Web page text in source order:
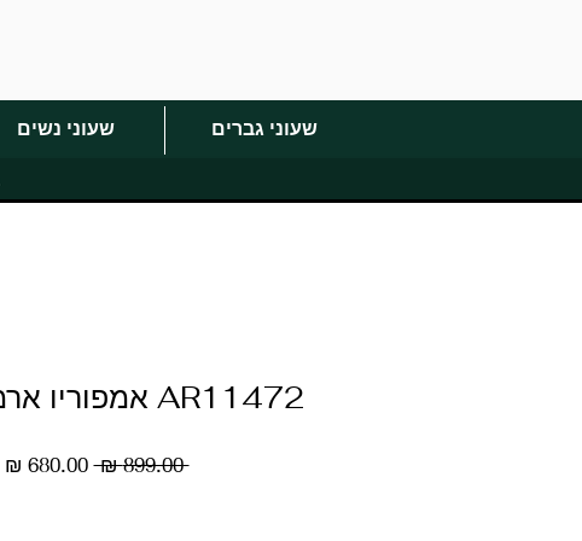
שעוני גברים שעוני נשים
AR11472 אמפוריו ארמני גברים
‏899.00 ‏₪
מחיר
‏680.00 ‏₪